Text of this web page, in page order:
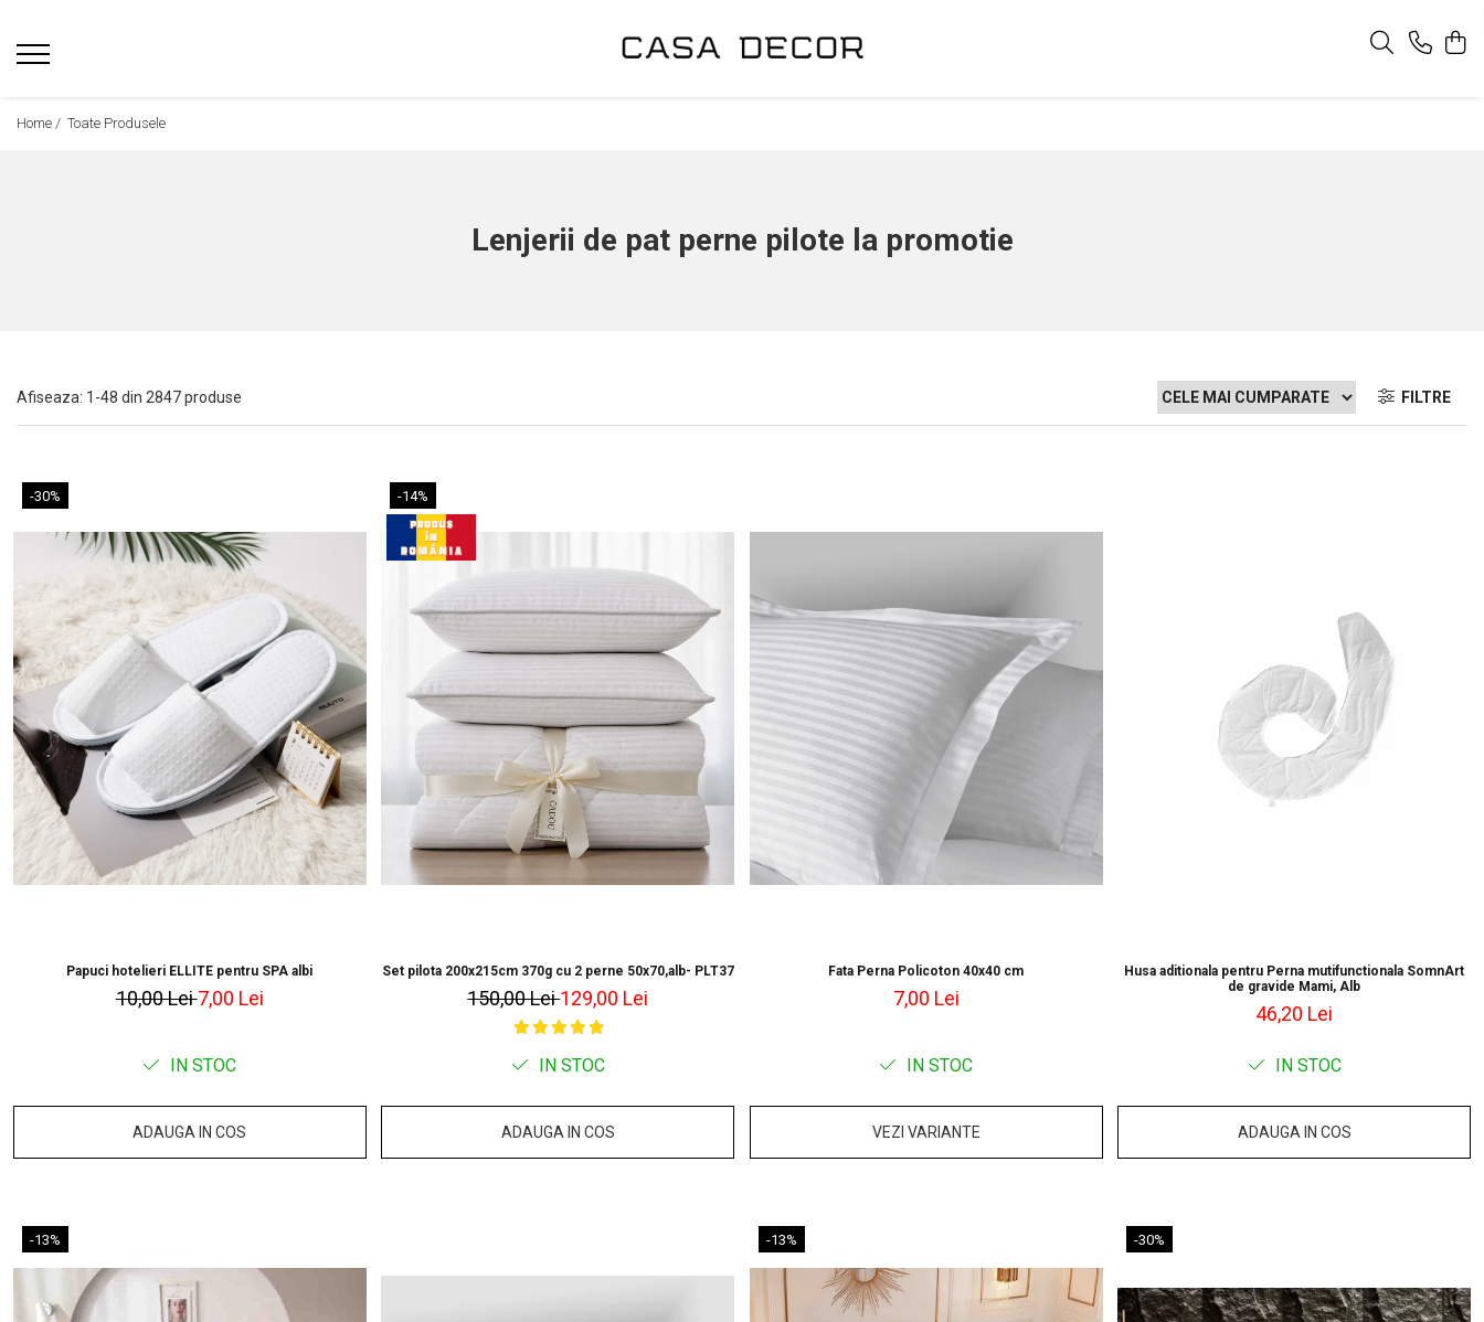
Home / Toate Produsele
Lenjerii de pat perne pilote la promotie
Afiseaza: 1-48 din 2847produse FILTRE
-30%
Papuci hotelieri ELLITE pentru SPA albi
10,00 Lei7,00 Lei
IN STOC
ADAUGA IN COS
-14%
Set pilota 200x215cm 370g cu 2 perne 50x70,alb- PLT37
150,00 Lei129,00 Lei
IN STOC
ADAUGA IN COS
Fata Perna Policoton 40x40 cm
7,00 Lei
IN STOC
VEZI VARIANTE
Husa aditionala pentru Perna mutifunctionala SomnArt
de gravide Mami, Alb
46,20 Lei
IN STOC
ADAUGA IN COS
-13% -13% -30%